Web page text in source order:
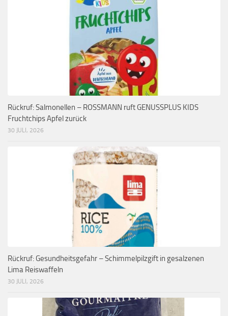
Rückruf: Salmonellen – ROSSMANN ruft GENUSSPLUS KIDS
Fruchtchips Apfel zurück
30 JULI, 2026
Rückruf: Gesundheitsgefahr – Schimmelpilzgift in gesalzenen
Lima Reiswaffeln
30 JULI, 2026